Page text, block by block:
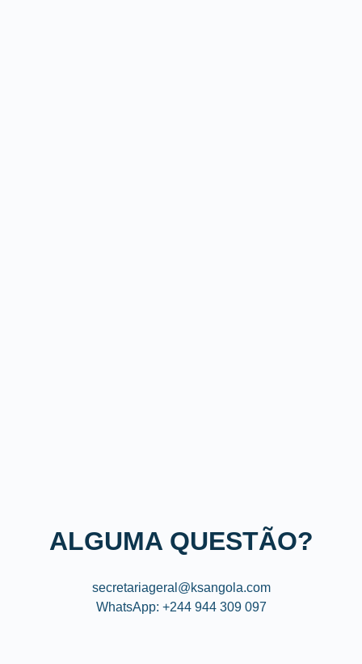
ALGUMA QUESTÃO?
secretariageral@ksangola.com
WhatsApp: +244 944 309 097